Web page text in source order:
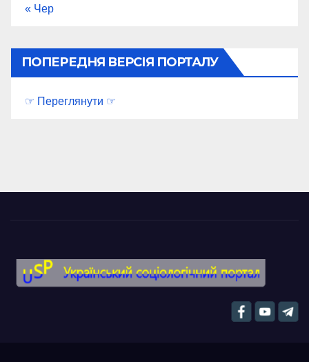
« Чер
ПОПЕРЕДНЯ ВЕРСІЯ ПОРТАЛУ
☞ Переглянути ☞